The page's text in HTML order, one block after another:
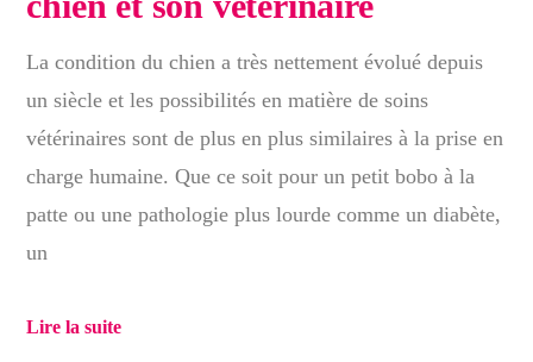
La condition du chien a très nettement évolué depuis
un siècle et les possibilités en matière de soins
vétérinaires sont de plus en plus similaires à la prise en
charge humaine. Que ce soit pour un petit bobo à la
patte ou une pathologie plus lourde comme un diabète,
un
Lire la suite